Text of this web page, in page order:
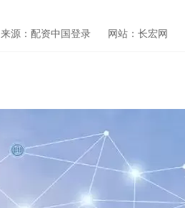
来源：配资中国登录 网站：长宏网